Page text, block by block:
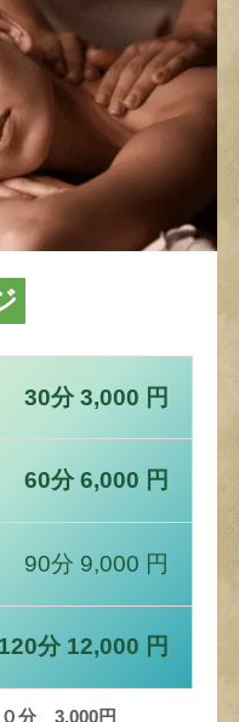
30分 3,000 円
60分 6,000 円
90分 9,000 円
120分 12,000 円
分 3,000円